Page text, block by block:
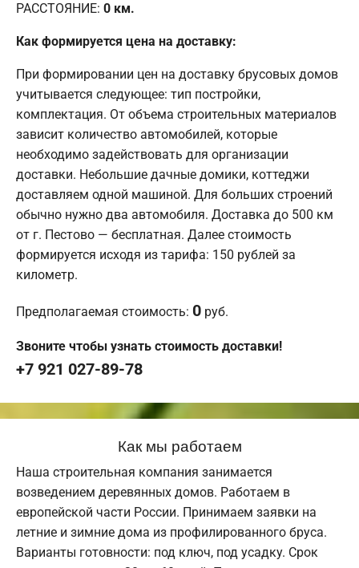
РАССТОЯНИЕ: 0 км.
Как формируется цена на доставку:
При формировании цен на доставку брусовых домов
учитывается следующее: тип постройки,
комплектация. От объема строительных материалов
зависит количество автомобилей, которые
необходимо задействовать для организации
доставки. Небольшие дачные домики, коттеджи
доставляем одной машиной. Для больших строений
обычно нужно два автомобиля. Доставка до 500 км
от г. Пестово — бесплатная. Далее стоимость
формируется исходя из тарифа: 150 рублей за
километр.
Предполагаемая стоимость: 0 руб.
Звоните чтобы узнать стоимость доставки!
+7 921 027-89-78
Как мы работаем
Наша строительная компания занимается
возведением деревянных домов. Работаем в
европейской части России. Принимаем заявки на
летние и зимние дома из профилированного бруса.
Варианты готовности: под ключ, под усадку. Срок